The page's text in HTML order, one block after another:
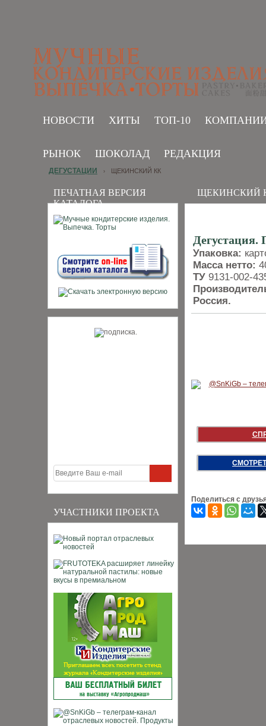
НОВОСТИ ХИТЫ ТОП-10
РЫНОК ШОКОЛАД РЕДАКЦИЯ
ПЕЧАТНАЯ ВЕРСИЯ
КАТАЛОГА
УЧАСТНИКИ ПРОЕКТА
ДЕГУСТАЦИИ › ЩЕКИНСКИЙ КК
ЩЕКИНСКИЙ
Дегустация.
Упаковка:
Масса нетто:
ТУ 9131-002-
Россия.
Поделиться с